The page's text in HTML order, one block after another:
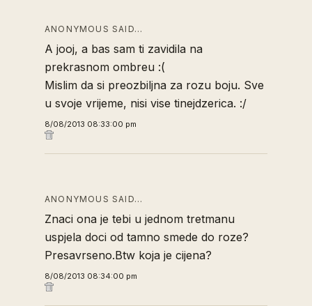
ANONYMOUS SAID…
A jooj, a bas sam ti zavidila na
prekrasnom ombreu :(
Mislim da si preozbiljna za rozu boju. Sve
u svoje vrijeme, nisi vise tinejdzerica. :/
8/08/2013 08:33:00 pm
ANONYMOUS SAID…
Znaci ona je tebi u jednom tretmanu
uspjela doci od tamno smede do roze?
Presavrseno.Btw koja je cijena?
8/08/2013 08:34:00 pm